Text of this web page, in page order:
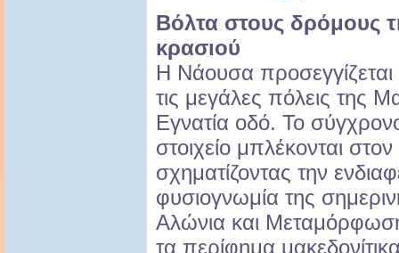
Βόλτα στους δρόμους
κρασιού
Η Νάουσα
τις μεγάλες πόλεις της
Εγνατία οδό. Το
στοιχείο μπλέκονται
σχηματίζοντας την
φυσιογνωμία της
Αλώνια και
τα περίφημα